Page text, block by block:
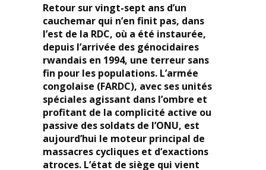
Retour sur vingt-sept ans d’un
cauchemar qui n’en finit pas, dans
l’est de la RDC, où a été instaurée,
depuis l’arrivée des génocidaires
rwandais en 1994, une terreur sans
fin pour les populations. L’armée
congolaise (FARDC), avec ses unités
spéciales agissant dans l’ombre et
profitant de la complicité active ou
passive des soldats de l’ONU, est
aujourd’hui le moteur principal de
massacres cycliques et d’exactions
atroces. L’état de siège qui vient